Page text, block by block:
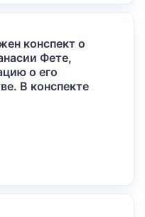
конспект о
Фете,
о его
В конспекте